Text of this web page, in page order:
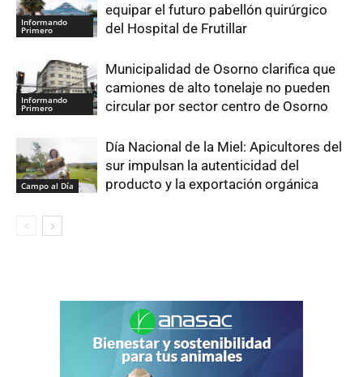
Informando
Primero
equipar el futuro pabellón quirúrgico
del Hospital de Frutillar
Informando
Primero
Municipalidad de Osorno clarifica que
camiones de alto tonelaje no pueden
circular por sector centro de Osorno
Campo al Día
Día Nacional de la Miel: Apicultores del
sur impulsan la autenticidad del
producto y la exportación orgánica